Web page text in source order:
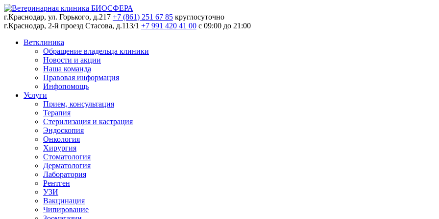
г.Краснодар, ул. Горького, д.217 +7 (861) 251 67 85 круглосуточно
г.Краснодар, 2-й проезд Стасова, д.113/1 +7 991 420 41 00 c 09:00 до 21:00
Ветклиника
Обращение владельца клиники
Новости и акции
Наша команда
Правовая информация
Инфопомощь
Услуги
Прием, консультация
Терапия
Стерилизация и кастрация
Эндоскопия
Онкология
Хирургия
Стоматология
Дерматология
Лаборатория
Рентген
УЗИ
Вакцинация
Чипирование